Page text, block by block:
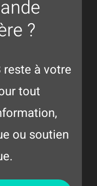
?
reste à votre
tout
ou soutien